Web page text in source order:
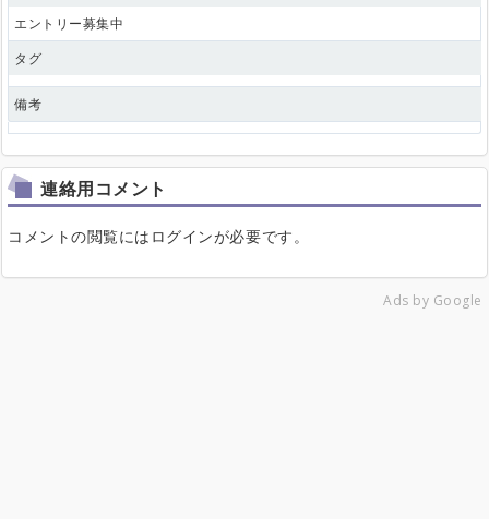
エントリー募集中
タグ
備考
連絡用コメント
コメントの閲覧にはログインが必要です。
Ads by Google